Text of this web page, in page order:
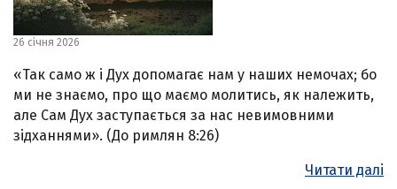
26 січня 2026
«Так само ж і Дух допомагає нам у наших немочах; бо
ми не знаємо, про що маємо молитись, як належить,
але Сам Дух заступається за нас невимовними
зідханнями». (До римлян 8:26)
Читати далі